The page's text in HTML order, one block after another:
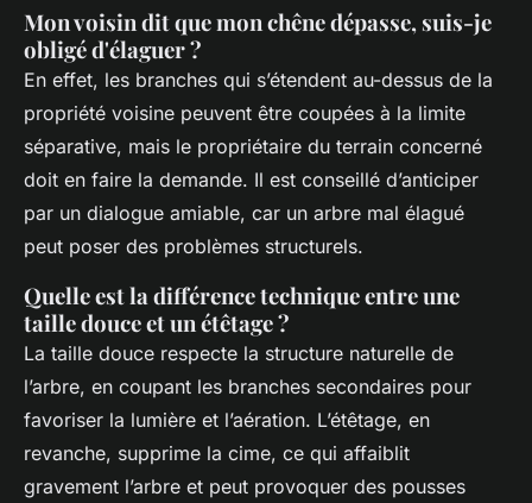
Mon voisin dit que mon chêne dépasse, suis-je
obligé d'élaguer ?
En effet, les branches qui s’étendent au-dessus de la
propriété voisine peuvent être coupées à la limite
séparative, mais le propriétaire du terrain concerné
doit en faire la demande. Il est conseillé d’anticiper
par un dialogue amiable, car un arbre mal élagué
peut poser des problèmes structurels.
Quelle est la différence technique entre une
taille douce et un étêtage ?
La taille douce respecte la structure naturelle de
l’arbre, en coupant les branches secondaires pour
favoriser la lumière et l’aération. L’étêtage, en
revanche, supprime la cime, ce qui affaiblit
gravement l’arbre et peut provoquer des pousses